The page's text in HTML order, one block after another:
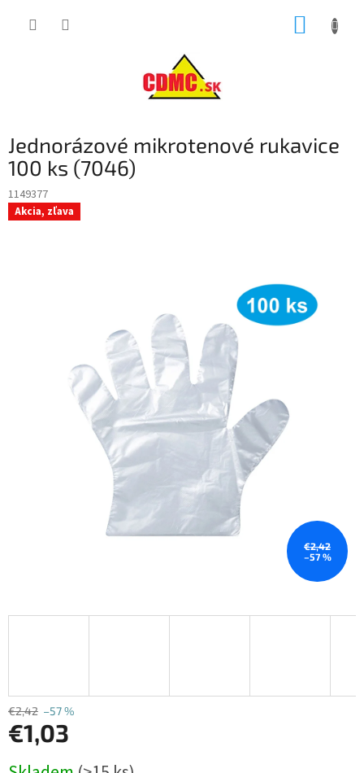
Jednorázové mikrotenové rukavice
100 ks (7046)
1149377
Akcia, zľava
€2,42
–57 %
€2,42 –57 %
€1,03